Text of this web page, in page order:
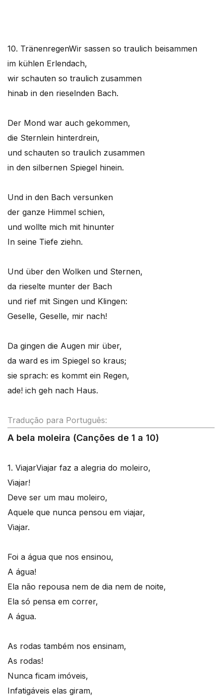
10. TränenregenWir sassen so traulich beisammen
im kühlen Erlendach,
wir schauten so traulich zusammen
hinab in den rieselnden Bach.
Der Mond war auch gekommen,
die Sternlein hinterdrein,
und schauten so traulich zusammen
in den silbernen Spiegel hinein.
Und in den Bach versunken
der ganze Himmel schien,
und wollte mich mit hinunter
In seine Tiefe ziehn.
Und über den Wolken und Sternen,
da rieselte munter der Bach
und rief mit Singen und Klingen:
Geselle, Geselle, mir nach!
Da gingen die Augen mir über,
da ward es im Spiegel so kraus;
sie sprach: es kommt ein Regen,
ade! ich geh nach Haus.
Tradução para Português:
A bela moleira (Canções de 1 a 10)
1. ViajarViajar faz a alegria do moleiro,
Viajar!
Deve ser um mau moleiro,
Aquele que nunca pensou em viajar,
Viajar.
Foi a água que nos ensinou,
A água!
Ela não repousa nem de dia nem de noite,
Ela só pensa em correr,
A água.
As rodas também nos ensinam,
As rodas!
Nunca ficam imóveis,
Infatigáveis elas giram,